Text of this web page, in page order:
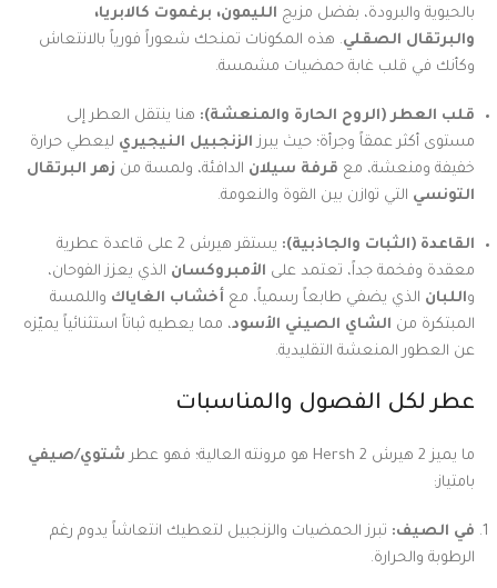
بالحيوية والبرودة، بفضل مزيج الليمون، برغموت كالابريا،
والبرتقال الصقلي. هذه المكونات تمنحك شعوراً فورياً بالانتعاش
وكأنك في قلب غابة حمضيات مشمسة.
قلب العطر (الروح الحارة والمنعشة): هنا ينتقل العطر إلى
مستوى أكثر عمقاً وجرأة؛ حيث يبرز الزنجبيل النيجيري ليعطي حرارة
خفيفة ومنعشة، مع قرفة سيلان الدافئة، ولمسة من زهر البرتقال
التونسي التي توازن بين القوة والنعومة.
القاعدة (الثبات والجاذبية):
يستقر هيرش 2 على قاعدة عطرية
معقدة وفخمة جداً، تعتمد على الأمبروكسان الذي يعزز الفوحان،
واللبان الذي يضفي طابعاً رسمياً، مع أخشاب الغاياك واللمسة
المبتكرة من الشاي الصيني الأسود، مما يعطيه ثباتاً استثنائياً يميّزه
عن العطور المنعشة التقليدية.
عطر لكل الفصول والمناسبات
ما يميز 2 هيرش Hersh 2 هو مرونته العالية؛ فهو عطر
شتوي/صيفي
بامتياز:
في الصيف: تبرز الحمضيات والزنجبيل لتعطيك انتعاشاً يدوم رغم
الرطوبة والحرارة.